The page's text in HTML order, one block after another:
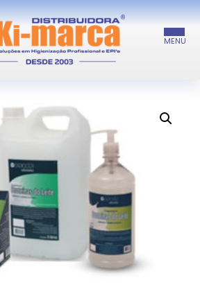
INÍCIO
E NOVIDADES
A EMPRESA
PRODUTOS
/ SABONETE LÍQUIDO CREMOSO